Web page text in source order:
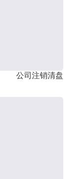
公司注销清盘